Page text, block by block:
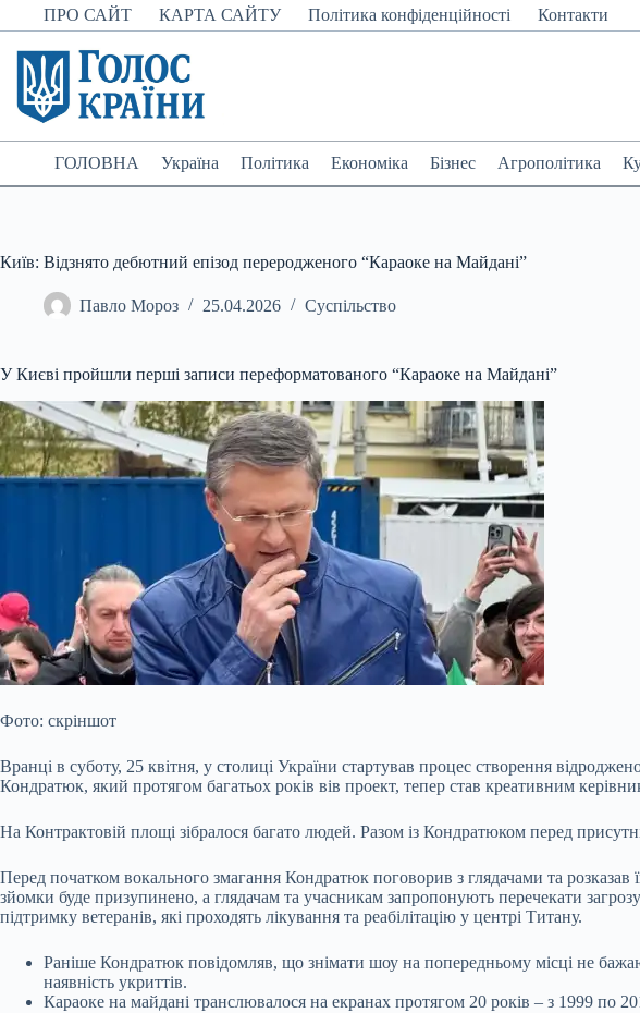
Перейти
до
вмісту
ПРО САЙТ КАРТА САЙТУ Політика конфіденційності Контакти
ГОЛОВНА Україна Політика Економіка Бізнес Агрополітика
Київ: Відзнято дебютний епізод переродженого “Караоке на Майдані”
Павло Мороз 25.04.2026 Суспільство
У Києві пройшли перші записи переформатованого “Караоке на Майдані”
Фото: скріншот
Вранці в суботу, 25 квітня, у столиці України стартував процес створення
Кондратюк, який протягом багатьох років вів проект, тепер став креативним
На Контрактовій площі зібралося багато людей. Разом із Кондратюком перед
Перед початком вокального змагання Кондратюк поговорив з глядачами та
зйомки буде призупинено, а глядачам та учасникам запропонують перечекати
підтримку ветеранів, які проходять лікування та реабілітацію у центрі Титану.
Раніше Кондратюк повідомляв, що знімати шоу на попередньому місці не
наявність укриттів.
Караоке на майдані транслювалося на екранах протягом 20 років – з 1999 по